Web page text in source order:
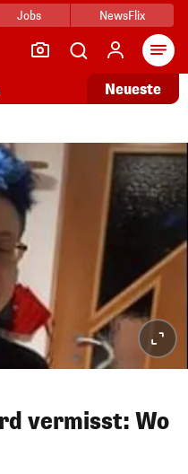
Jobs NewsFlix
Neueste
vermisst: Wo